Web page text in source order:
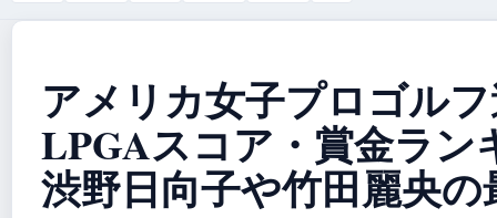
アメリカ女子プロゴル
LPGAスコア・賞金ラン
渋野日向子や竹田麗央の